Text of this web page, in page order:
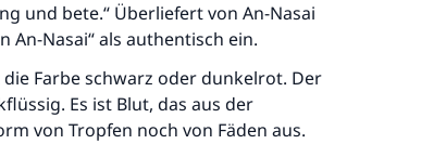
und bete.“ Überliefert von An-Nasai
An-Nasai“ als authentisch ein.
die Farbe schwarz oder dunkelrot. Der
Es ist Blut, das aus der
von Tropfen noch von Fäden aus.
rettete eine Ehe.
von Islam Q&A